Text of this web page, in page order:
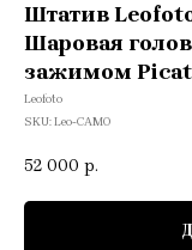
Штатив
Шаровая
зажимом
Leofoto
SKU:Leo-CAMO
52 000 р.